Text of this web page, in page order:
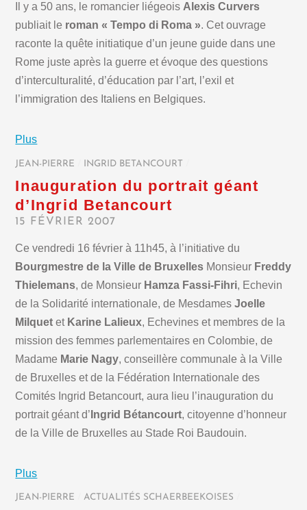
Il y a 50 ans, le romancier liégeois Alexis Curvers
publiait le roman « Tempo di Roma ». Cet ouvrage
raconte la quête initiatique d’un jeune guide dans une
Rome juste après la guerre et évoque des questions
d’interculturalité, d’éducation par l’art, l’exil et
l’immigration des Italiens en Belgiques.
Plus
JEAN-PIERRE INGRID BETANCOURT
Inauguration du portrait géant
d’Ingrid Betancourt
15 FÉVRIER 2007
Ce vendredi 16 février à 11h45, à l’initiative du
Bourgmestre de la Ville de Bruxelles Monsieur Freddy
Thielemans, de Monsieur Hamza Fassi-Fihri, Echevin
de la Solidarité internationale, de MesdamesJoelle
Milquet et Karine Lalieux, Echevines et membres de la
mission des femmes parlementaires en Colombie, de
Madame Marie Nagy, conseillère communale à la Ville
de Bruxelles et de la Fédération Internationale des
Comités Ingrid Betancourt, aura lieu l’inauguration du
portrait géant d’ Ingrid Bétancourt, citoyenne d’honneur
de la Ville de Bruxelles au Stade Roi Baudouin.
Plus
JEAN-PIERRE ACTUALITÉS SCHAERBEEKOISES